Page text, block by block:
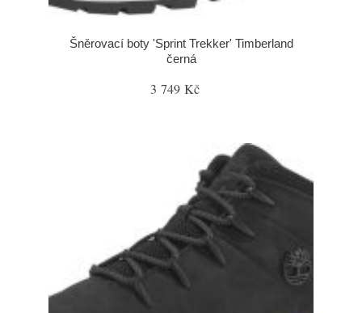
Šněrovací boty 'Sprint Trekker' Timberland
černá
3 749 Kč